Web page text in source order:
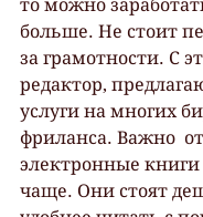
то можно
больше. Не стоит
за грамотности. С
редактор,
услуги на многих
фриланса. Важно
электронные
чаще. Они стоят